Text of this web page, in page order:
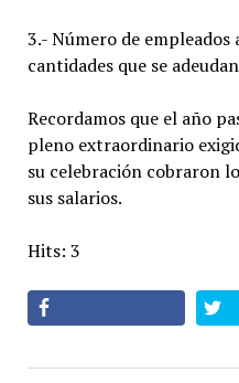
3.- Número de empleados
cantidades que se
Recordamos que el año
pleno extraordinario
su celebración cobraron
sus salarios.
Hits: 3